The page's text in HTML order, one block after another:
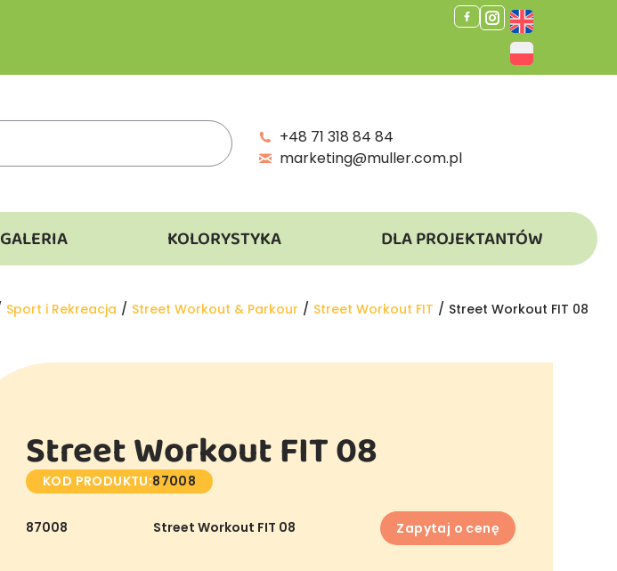
+48 71 318 84 84
marketing@muller.com.pl
GALERIA KOLORYSTYKA DLA PROJEKTANTÓW
Sport i Rekreacja Street Workout & Parkour Street Workout FIT Street Workout FIT 08
Street Workout FIT 08
KOD PRODUKTU:87008
87008 Street Workout FIT 08 Zapytaj o cenę